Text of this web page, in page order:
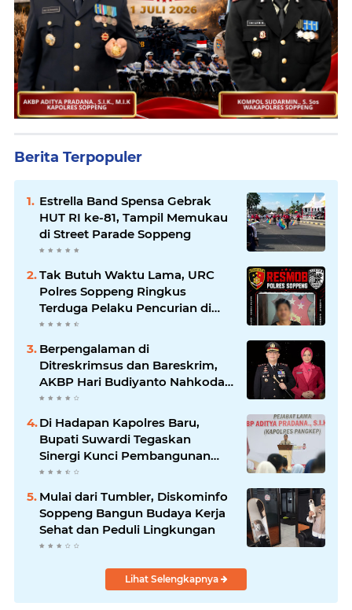
Berita Terpopuler
Estrella Band Spensa Gebrak
HUT RI ke-81, Tampil Memukau
di Street Parade Soppeng
Tak Butuh Waktu Lama, URC
Polres Soppeng Ringkus
Terduga Pelaku Pencurian di
Liliriaja
Berpengalaman di
Ditreskrimsus dan Bareskrim,
AKBP Hari Budiyanto Nahkodai
Polres Soppeng
Di Hadapan Kapolres Baru,
Bupati Suwardi Tegaskan
Sinergi Kunci Pembangunan
Soppeng
Mulai dari Tumbler, Diskominfo
Soppeng Bangun Budaya Kerja
Sehat dan Peduli Lingkungan
Lihat Selengkapnya